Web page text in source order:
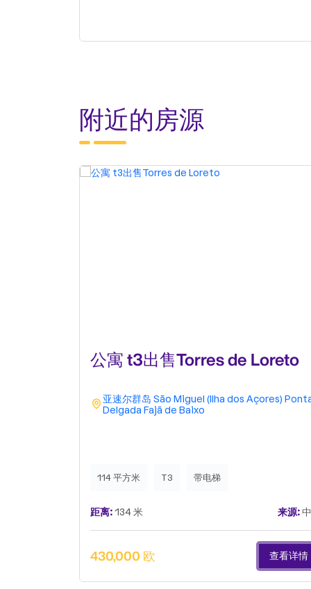
附近的房源
公寓 t3出售Torres de Loreto
亚速尔群岛 São Miguel (Ilha dos Açores)
Delgada Fajã de Baixo
114 平方米 T3 带电梯
距离:134 米 来源:
430,000 欧 查看详情